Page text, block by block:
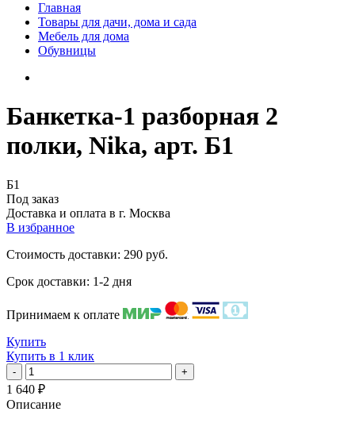
Главная
Товары для дачи, дома и сада
Мебель для дома
Обувницы
Банкетка-1 разборная 2
полки, Nika, арт. Б1
Б1
Под заказ
Доставка и оплата в г. Москва
В избранное
Стоимость доставки: 290 руб.
Срок доставки: 1-2 дня
Принимаем к оплате
Купить
Купить в 1 клик
- +
1 640 ₽
Описание